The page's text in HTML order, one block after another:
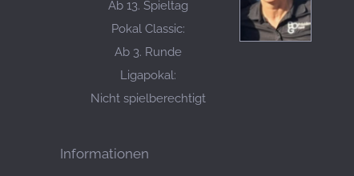
Ab 13. Spieltag
Pokal Classic:
Ab 3. Runde
Ligapokal:
Nicht spielberechtigt
Informationen